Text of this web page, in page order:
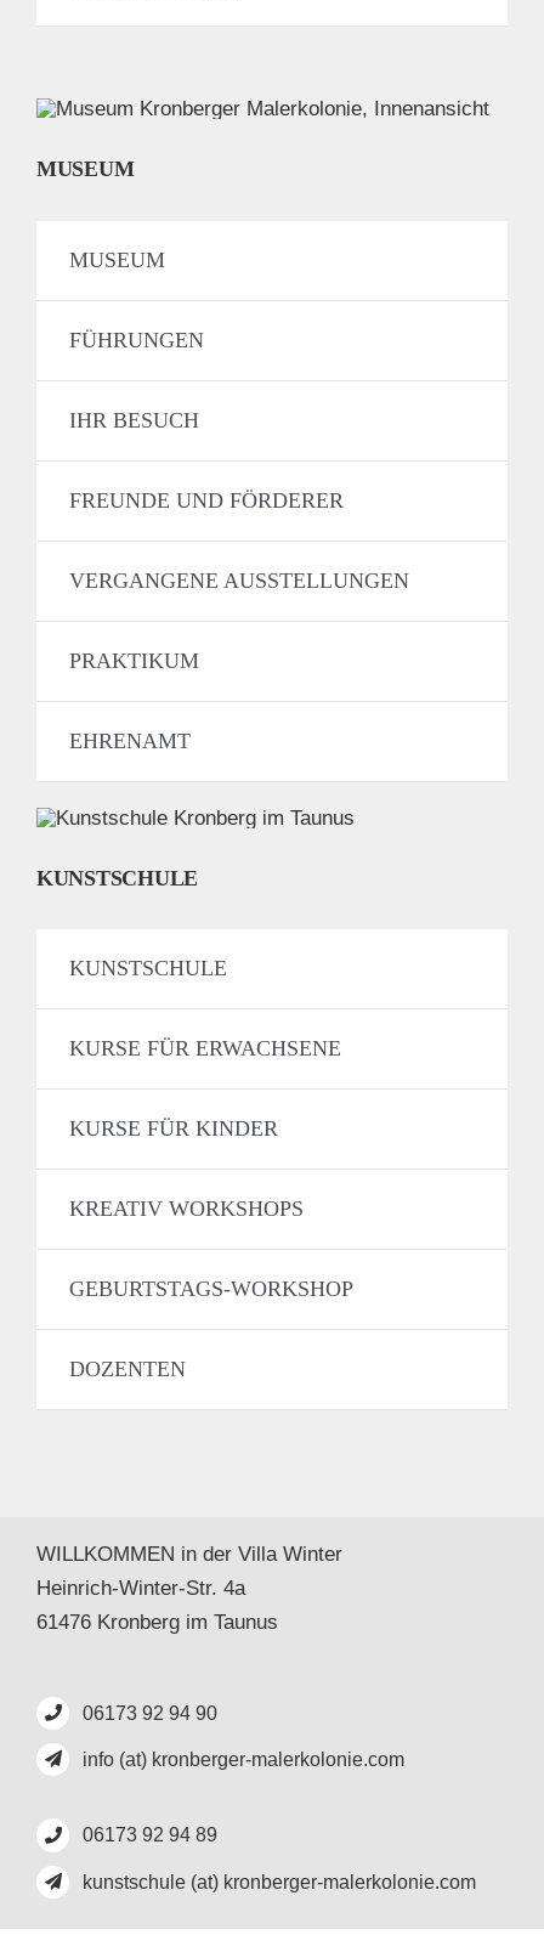
MUSEUM
MUSEUM
FÜHRUNGEN
IHR BESUCH
FREUNDE UND FÖRDERER
VERGANGENE AUSSTELLUNGEN
PRAKTIKUM
EHRENAMT
KUNSTSCHULE
KUNSTSCHULE
KURSE FÜR ERWACHSENE
KURSE FÜR KINDER
KREATIV WORKSHOPS
GEBURTSTAGS-WORKSHOP
DOZENTEN
WILLKOMMEN in der Villa Winter
Heinrich-Winter-Str. 4a
61476 Kronberg im Taunus
06173 92 94 90
info (at) kronberger-malerkolonie.com
06173 92 94 89
kunstschule (at) kronberger-malerkolonie.com